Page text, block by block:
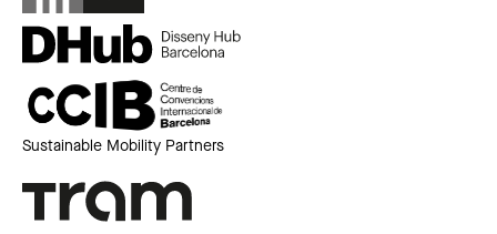
Sustainable Mobility Partners